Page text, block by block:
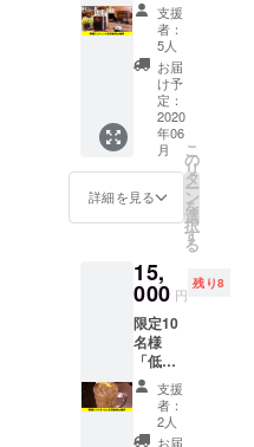
ことが
ありま
す。 ※
こちら
のチ
ケット
の有効
期限は
2021年
です。
ケーキ
もアイ
スク
リーム
もすべ
てが手
作り
で、無
添加に
わって
いま
チーズ
ケーキ
が人気
です
が、
オー
ナーの
オスス
メは低
す！ ト
マト
ベース
にク
リー
ミーな
風味と
辛味ス
パイス
が効い
ていま
んだ、
深い味
わいの
本格的
なカ
レーで
す。 小
麦粉不
使用グ
ルテン
cafe&b
ar華
美」1年
間コー
ヒーが1
日1杯無
料にな
る権利
です。
常連様
にはお
勧めの
す！ ご
購入者
様はこ
ちらで
把握さ
せてい
ただ
き、初
回来店
時から1
支援
者：
5人
お届
け予
定：
2020
年06
月
詳細を見る
こ
の
リ
タ
ー
ン
を
選
択
す
る
15,
000 円
残り8
限定10
名様
「低糖
質
cafe&b
ar華
美」1年
支援
者：
2人
お届